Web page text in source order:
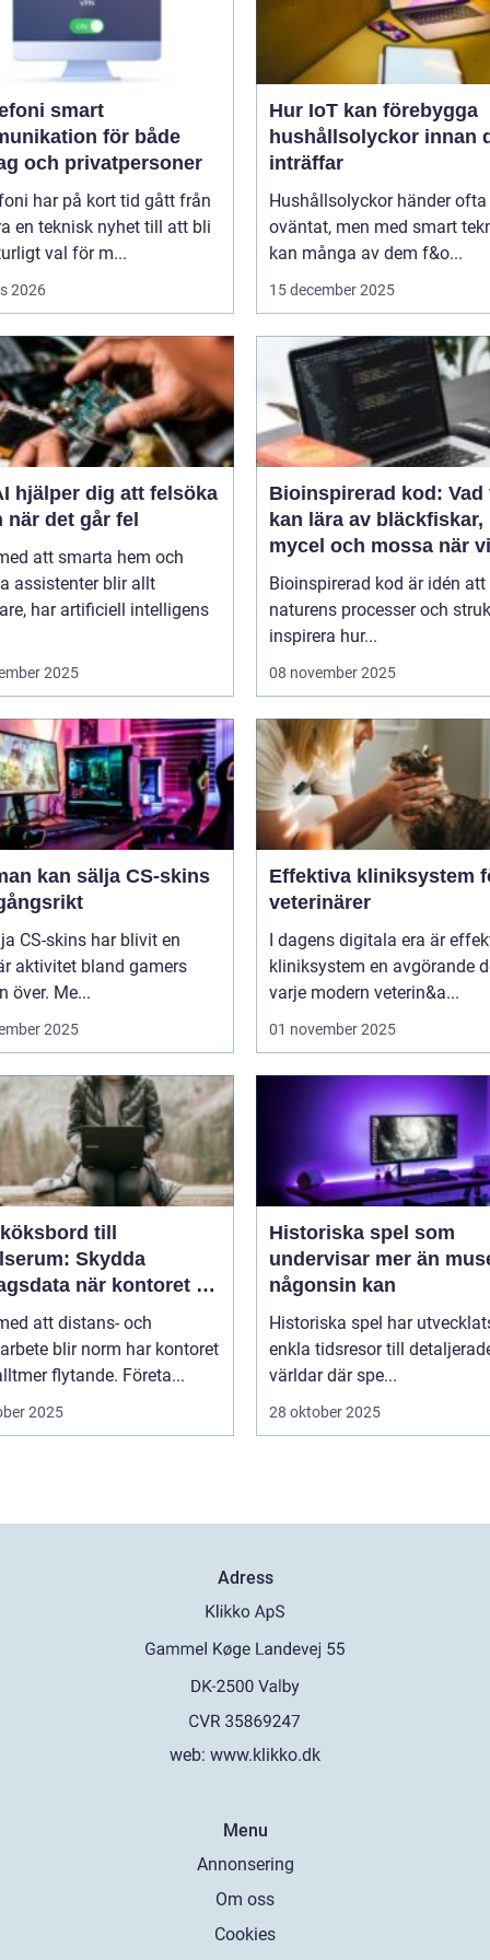
smart
för både
och privatpersoner
har på kort tid gått från
en teknisk nyhet till att bli
val för m...
2026
Hur IoT kan förebygga
hushållsolyckor innan
inträffar
Hushållsolyckor händer ofta
oväntat, men med smart
kan många av dem f&o...
15 december 2025
hjälper dig att felsöka
när det går fel
att smarta hem och
assistenter blir allt
har artificiell intelligens
2025
Bioinspirerad kod: Vad
kan lära av bläckfiskar,
mycel och mossa när vi
bygger nya system
Bioinspirerad kod är idén
naturens processer och
inspirera hur...
08 november 2025
kan sälja CS-skins
CS-skins har blivit en
aktivitet bland gamers
över. Me...
2025
Effektiva kliniksystem
veterinärer
I dagens digitala era är
kliniksystem en avgörande
varje modern veterin&a...
01 november 2025
till
Skydda
när kontoret är
att distans- och
blir norm har kontoret
flytande. Företa...
2025
Historiska spel som
undervisar mer än
någonsin kan
Historiska spel har
enkla tidsresor till
världar där spe...
28 oktober 2025
Adress
web: www.klikko.dk
Menu
Annonsering
Om oss
Cookies